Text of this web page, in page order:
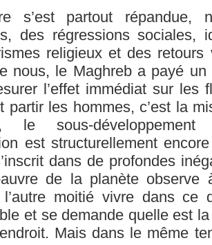
s’est partout répandue,
des régressions sociales,
religieux et des retours
nous, le Maghreb a payé
l’effet immédiat sur les
partir les hommes, c’est la
le sous-
est structurellement
dans de profondes
de la planète observe
l’autre moitié vivre dans
et se demande quelle est
Mais dans le même